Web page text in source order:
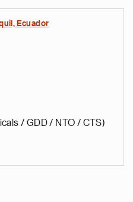
Ecuador
/ GDD / NTO / CTS)